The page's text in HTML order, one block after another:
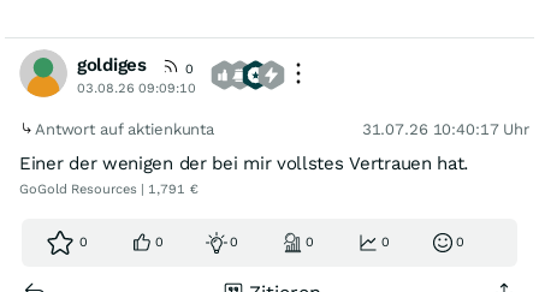
goldiges
0
03.08.26 09:09:10
Antwort auf aktienkunta 31.07.26 10:40:17 Uhr
Einer der wenigen der bei mir vollstes Vertrauen hat.
GoGold Resources | 1,791 €
0 0 0 0 0 0